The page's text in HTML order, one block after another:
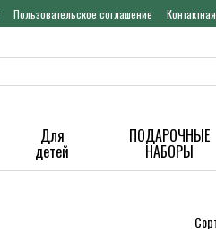
Пользовательское соглашение
Для
детей
ПОДАРОЧНЫЕ
НАБОРЫ